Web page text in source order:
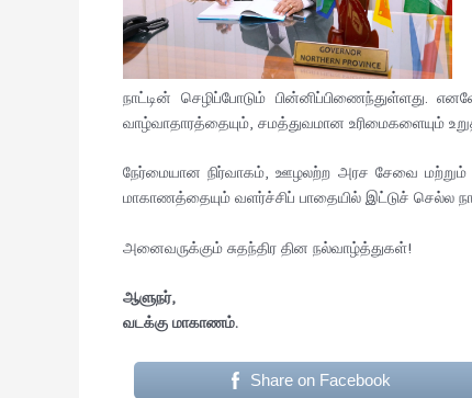
நாட்டின் செழிப்போடும்
வாழ்வாதாரத்தையும், சமத்துவமான உரிமைகளையும்
நேர்மையான நிர்வாகம், ஊழலற்ற அரச சேவை மற்றும்
மாகாணத்தையும் வளர்ச்சிப் பாதையில் இட்டுச்
அனைவருக்கும் சுதந்திர தின நல்வாழ்த்துகள்!
ஆளுநர்,
வடக்கு மாகாணம்.
Share on Facebook